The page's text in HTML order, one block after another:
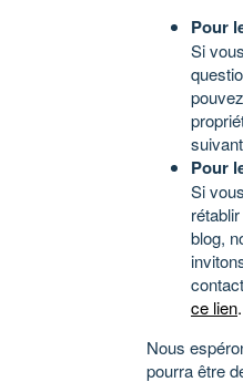
Pour
Si
suivant
Pour
Si
blog,
ce lien.
Nous
pourra être